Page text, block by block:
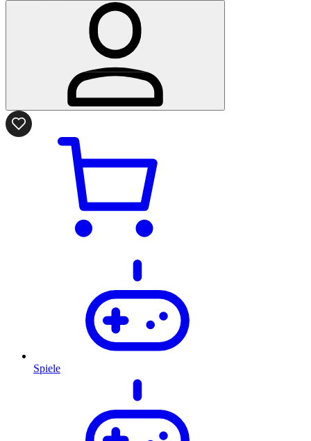
Spiele